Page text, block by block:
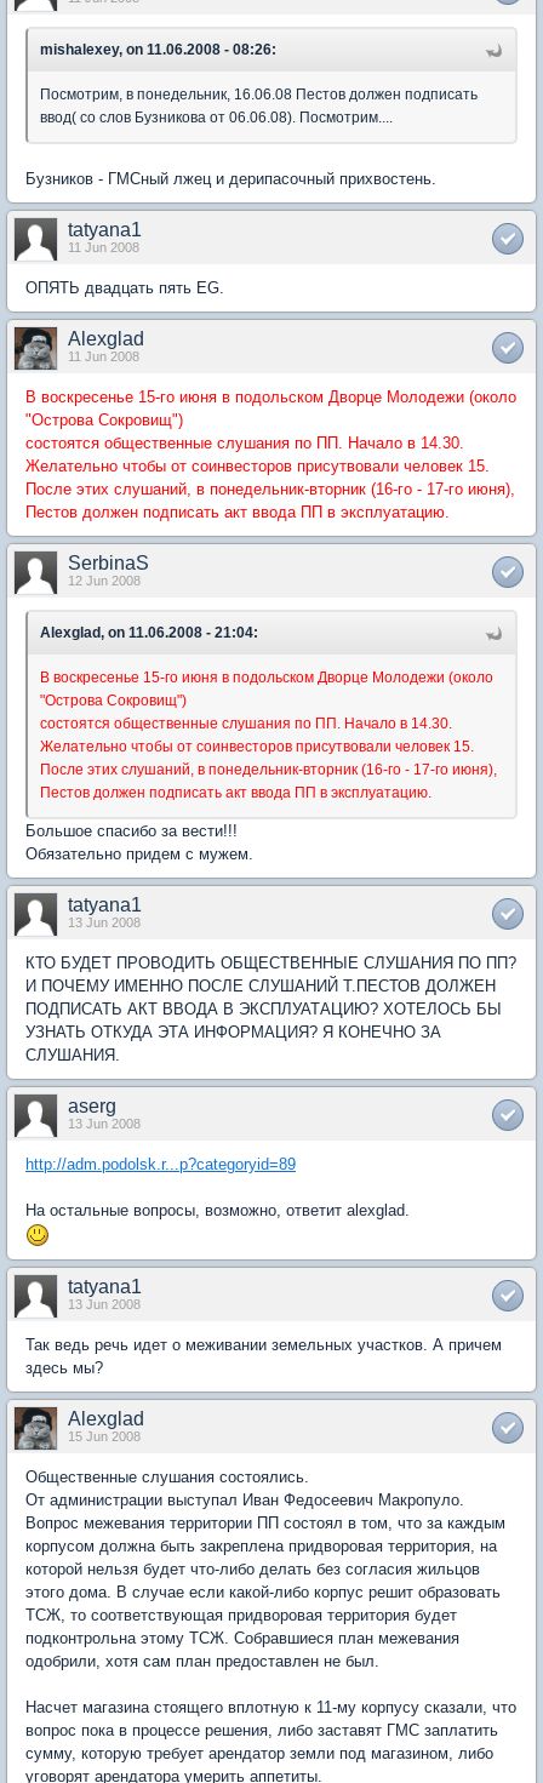
mishalexey, on 11.06.2008 - 08:26:
Посмотрим, в понедельник, 16.06.08 Пестов должен подписать
ввод( со слов Бузникова от 06.06.08). Посмотрим....
Бузников - ГМСный лжец и дерипасочный прихвостень.
tatyana1
11 Jun 2008
ОПЯТЬ двадцать пять ЕG.
Alexglad
11 Jun 2008
В воскресенье 15-го июня в подольском Дворце Молодежи (около
"Острова Сокровищ")
состоятся общественные слушания по ПП. Начало в 14.30.
Желательно чтобы от соинвесторов присутвовали человек 15.
После этих слушаний, в понедельник-вторник (16-го - 17-го июня),
Пестов должен подписать акт ввода ПП в эксплуатацию.
SerbinaS
12 Jun 2008
Alexglad, on 11.06.2008 - 21:04:
В воскресенье 15-го июня в подольском Дворце Молодежи (около
"Острова Сокровищ")
состоятся общественные слушания по ПП. Начало в 14.30.
Желательно чтобы от соинвесторов присутвовали человек 15.
После этих слушаний, в понедельник-вторник (16-го - 17-го июня),
Пестов должен подписать акт ввода ПП в эксплуатацию.
Большое спасибо за вести!!!
Обязательно придем с мужем.
tatyana1
13 Jun 2008
КТО БУДЕТ ПРОВОДИТЬ ОБЩЕСТВЕННЫЕ СЛУШАНИЯ ПО ПП?
И ПОЧЕМУ ИМЕННО ПОСЛЕ СЛУШАНИЙ Т.ПЕСТОВ ДОЛЖЕН
ПОДПИСАТЬ АКТ ВВОДА В ЭКСПЛУАТАЦИЮ? ХОТЕЛОСЬ БЫ
УЗНАТЬ ОТКУДА ЭТА ИНФОРМАЦИЯ? Я КОНЕЧНО ЗА
СЛУШАНИЯ.
aserg
13 Jun 2008
http://adm.podolsk.r...p?categoryid=89
На остальные вопросы, возможно, ответит alexglad.
tatyana1
13 Jun 2008
Так ведь речь идет о меживании земельных участков. А причем
здесь мы?
Alexglad
15 Jun 2008
Общественные слушания состоялись.
От администрации выступал Иван Федосеевич Макропуло.
Вопрос межевания территории ПП состоял в том, что за каждым
корпусом должна быть закреплена придворовая территория, на
которой нельзя будет что-либо делать без согласия жильцов
этого дома. В случае если какой-либо корпус решит образовать
ТСЖ, то соответствующая придворовая территория будет
подконтрольна этому ТСЖ. Собравшиеся план межевания
одобрили, хотя сам план предоставлен не был.
Насчет магазина стоящего вплотную к 11-му корпусу сказали, что
вопрос пока в процессе решения, либо заставят ГМС заплатить
сумму, которую требует арендатор земли под магазином, либо
уговорят арендатора умерить аппетиты.